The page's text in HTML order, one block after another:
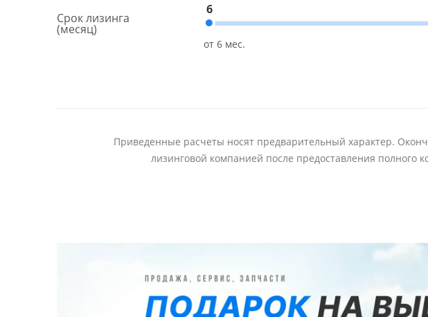
Срок лизинга
(месяц)
6
Приведенные расчеты носят предварительный характер.
лизинговой компанией после предоставления полного